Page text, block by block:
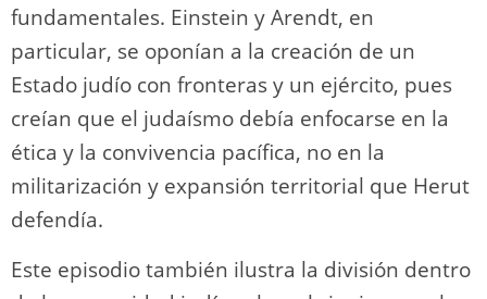
fundamentales. Einstein y Arendt, en
particular, se oponían a la creación de un
Estado judío con fronteras y un ejército, pues
creían que el judaísmo debía enfocarse en la
ética y la convivencia pacífica, no en la
militarización y expansión territorial que Herut
defendía.
Este episodio también ilustra la división dentro